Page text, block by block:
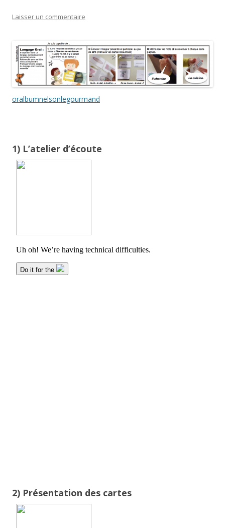
Laisser un commentaire
oralbumnelsonlegourmand
1) L’atelier d’écoute
2) Présentation des cartes